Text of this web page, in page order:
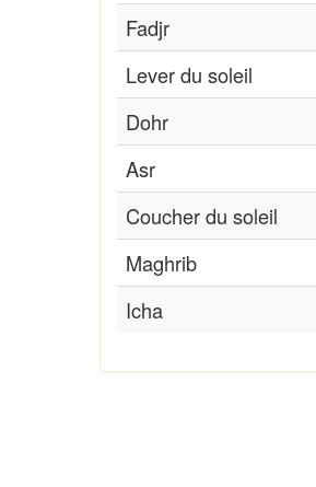
Fadjr
Lever du soleil
Dohr
Asr
Coucher du soleil
Maghrib
Icha